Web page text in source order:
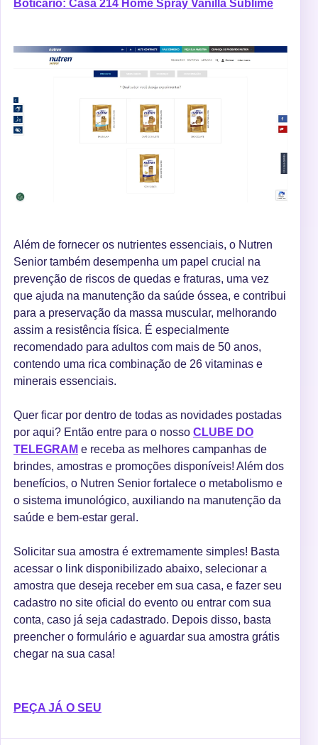
Boticário: Casa 214 Home Spray Vanilla Sublime
Além de fornecer os nutrientes essenciais, o Nutren
Senior também desempenha um papel crucial na
prevenção de riscos de quedas e fraturas, uma vez
que ajuda na manutenção da saúde óssea, e contribui
para a preservação da massa muscular, melhorando
assim a resistência física. É especialmente
recomendado para adultos com mais de 50 anos,
contendo uma rica combinação de 26 vitaminas e
minerais essenciais.
Quer ficar por dentro de todas as novidades postadas
por aqui? Então entre para o nosso CLUBE DO
TELEGRAM e receba as melhores campanhas de
brindes, amostras e promoções disponíveis! Além dos
benefícios, o Nutren Senior fortalece o metabolismo e
o sistema imunológico, auxiliando na manutenção da
saúde e bem-estar geral.
Solicitar sua amostra é extremamente simples! Basta
acessar o link disponibilizado abaixo, selecionar a
amostra que deseja receber em sua casa, e fazer seu
cadastro no site oficial do evento ou entrar com sua
conta, caso já seja cadastrado. Depois disso, basta
preencher o formulário e aguardar sua amostra grátis
chegar na sua casa!
PEÇA JÁ O SEU